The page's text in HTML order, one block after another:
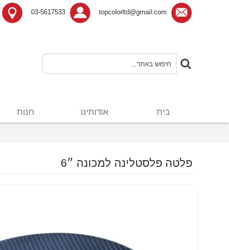
topcolorltd@gmail.com
03-5617533
בית אודותינו חנות
פלטה פלסטלינה למכונה ״6